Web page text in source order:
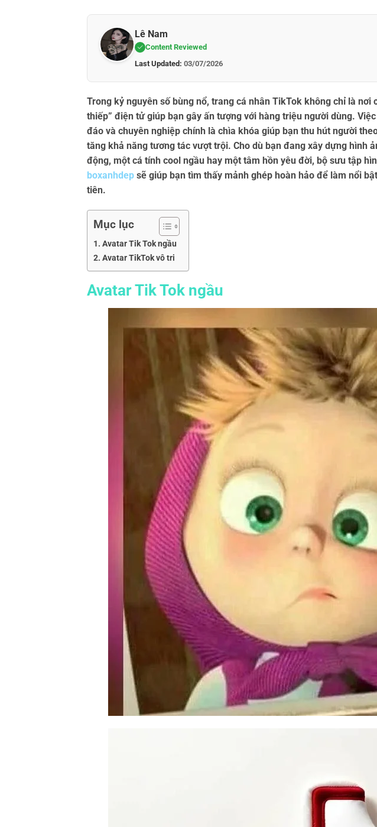
Lê Nam
Content Reviewed
Last Updated: 03/07/2026
Trong kỷ nguyên số bùng nổ, trang cá nhân TikTok không chỉ là nơi
thiếp” điện tử giúp bạn gây ấn tượng với hàng triệu người dùng.
đáo và chuyên nghiệp chính là chìa khóa giúp bạn thu hút người
tăng khả năng tương tác vượt trội. Cho dù bạn đang xây dựng hình
động, một cá tính cool ngầu hay một tâm hồn yêu đời, bộ sưu tập
boxanhdep sẽ giúp bạn tìm thấy mảnh ghép hoàn hảo để làm nổi
tiên.
Mục lục
Avatar Tik Tok ngầu
Avatar TikTok vô tri
Avatar Tik Tok ngầu